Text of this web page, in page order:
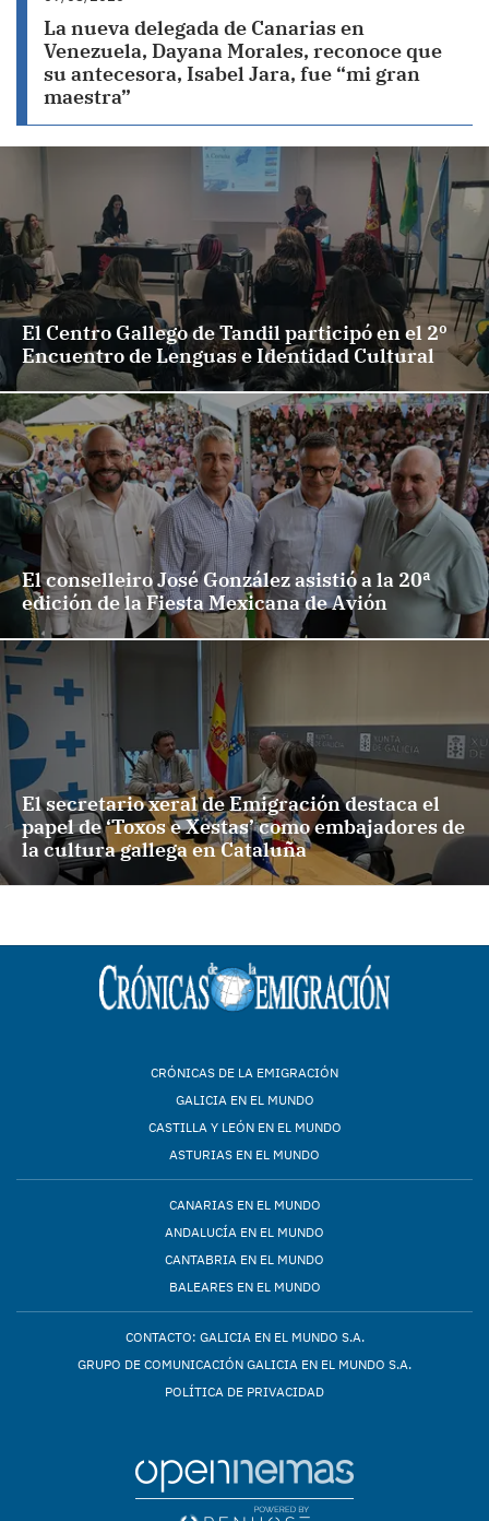
La nueva delegada de Canarias en
Venezuela, Dayana Morales, reconoce que
su antecesora, Isabel Jara, fue “mi gran
maestra”
El Centro Gallego de Tandil participó en el 2º
Encuentro de Lenguas e Identidad Cultural
El conselleiro José González asistió a la 20ª
edición de la Fiesta Mexicana de Avión
El secretario xeral de Emigración destaca el
papel de ‘Toxos e Xestas’ como embajadores de
la cultura gallega en Cataluña
CRÓNICAS DE LA EMIGRACIÓN
GALICIA EN EL MUNDO
CASTILLA Y LEÓN EN EL MUNDO
ASTURIAS EN EL MUNDO
CANARIAS EN EL MUNDO
ANDALUCÍA EN EL MUNDO
CANTABRIA EN EL MUNDO
BALEARES EN EL MUNDO
CONTACTO: GALICIA EN EL MUNDO S.A.
GRUPO DE COMUNICACIÓN GALICIA EN EL MUNDO S.A.
POLÍTICA DE PRIVACIDAD